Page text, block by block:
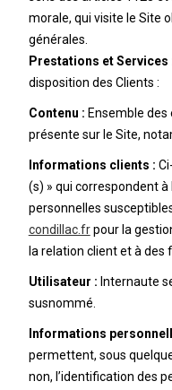
morale, qui visite le Site
générales.
Prestations et Services
disposition des Clients :
Contenu : Ensemble
présente sur le Site,
Informations clients :
(s) » qui correspondent à
personnelles
condillac.frpour la
la relation client et à des
Utilisateur : Internaute
susnommé.
Informations
permettent, sous
non, l’identification des